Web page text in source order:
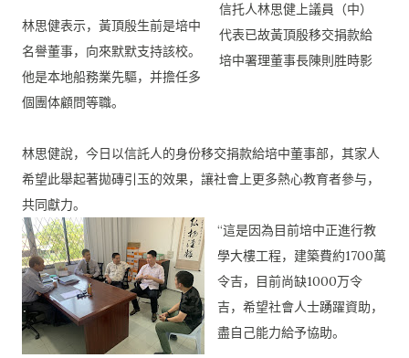
信托人林思健上議員（中）
代表已故黃頂殷移交捐款給
培中署理董事長陳則胜時影
林思健表示，黃頂殷生前是培中
名譽董事，向來默默支持該校。
他是本地船務業先驅，并擔任多
個團体顧問等職。
林思健說，今日以信託人的身份移交捐款給培中董事部， 其家人
希望此舉起著拋磚引玉的效果， 讓社會上更多熱心教育者參与，
共同獻力。
“這是因為目前培中正進行教
學大樓工程， 建築費約1700萬
令吉，目前尚缺1000万令
吉， 希望社會人士踴躍資助，
盡自己能力給予協助。